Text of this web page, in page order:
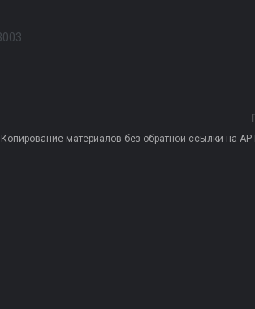
Копирование материалов без обратной ссылки на